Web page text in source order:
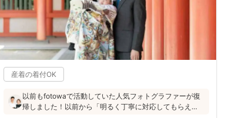
産着の着付OK
以前もfotowaで活動していた人気フォトグラファーが復
帰しました！以前から「明るく丁寧に対応してもらえ